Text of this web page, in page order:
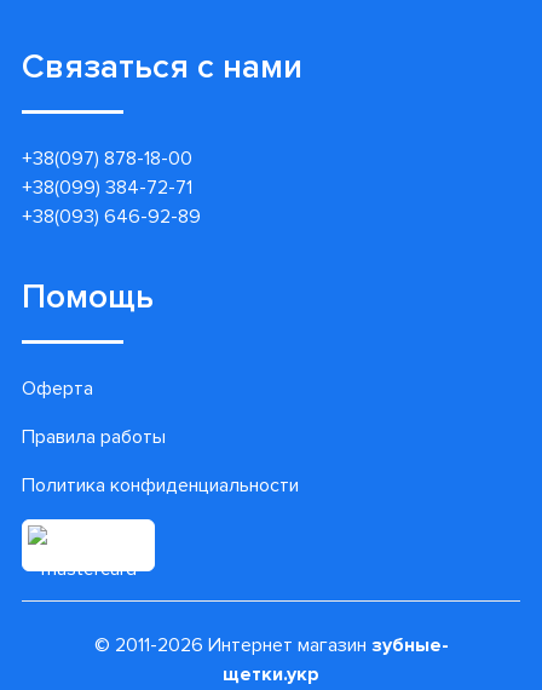
Связаться с нами
+38(097) 878-18-00
+38(099) 384-72-71
+38(093) 646-92-89
Помощь
Оферта
Правила работы
Политика конфиденциальности
© 2011-2026 Интернет магазин зубные-
щетки.укр